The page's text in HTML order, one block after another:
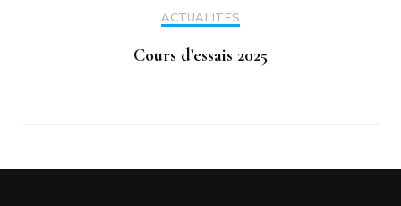
ACTUALITÉS
Cours d’essais 2025